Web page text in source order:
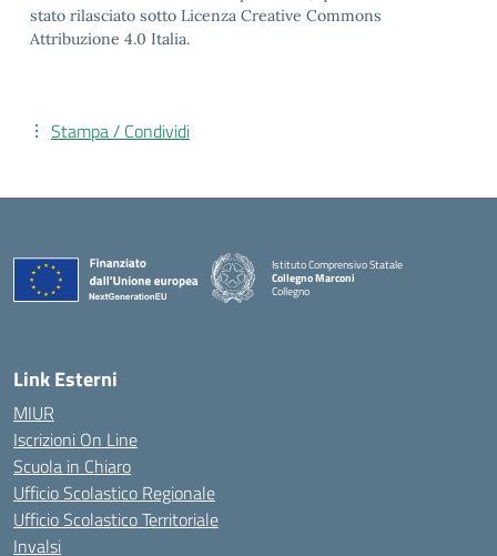
stato rilasciato sotto Licenza Creative Commons
Attribuzione 4.0 Italia.
Stampa / Condividi
Istituto Comprensivo Statale
Collegno Marconi
Collegno
Link Esterni
MIUR
Iscrizioni On Line
Scuola in Chiaro
Ufficio Scolastico Regionale
Ufficio Scolastico Territoriale
Invalsi